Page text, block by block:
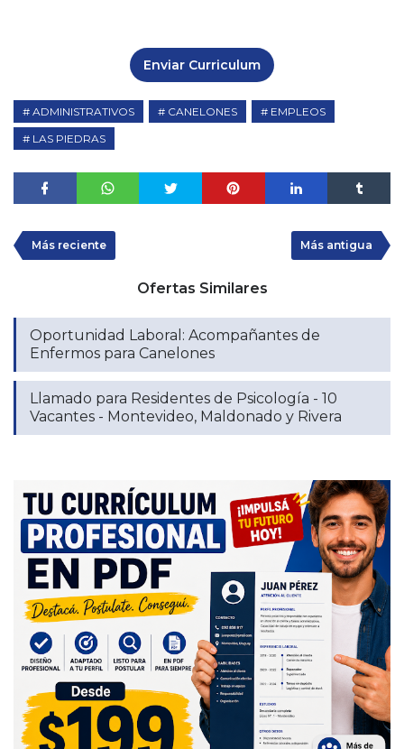
Enviar Curriculum
ADMINISTRATIVOS CANELONES
EMPLEOS
LAS PIEDRAS
Más reciente Más antigua
Ofertas Similares
Oportunidad Laboral: Acompañantes de
Enfermos para Canelones
Llamado para Residentes de Psicología - 10
Vacantes - Montevideo, Maldonado y Rivera